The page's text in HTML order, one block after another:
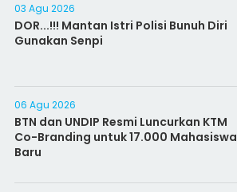
03 Agu 2026
DOR...!!! Mantan Istri Polisi Bunuh Diri
Gunakan Senpi
06 Agu 2026
BTN dan UNDIP Resmi Luncurkan KTM
Co-Branding untuk 17.000 Mahasiswa
Baru